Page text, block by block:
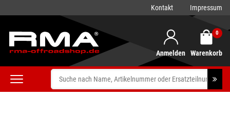
Kontakt Impressum
Anmelden
0
Warenkorb